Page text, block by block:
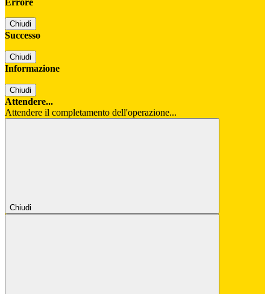
Errore
Chiudi
Successo
Chiudi
Informazione
Chiudi
Attendere...
Attendere il completamento dell'operazione...
Chiudi